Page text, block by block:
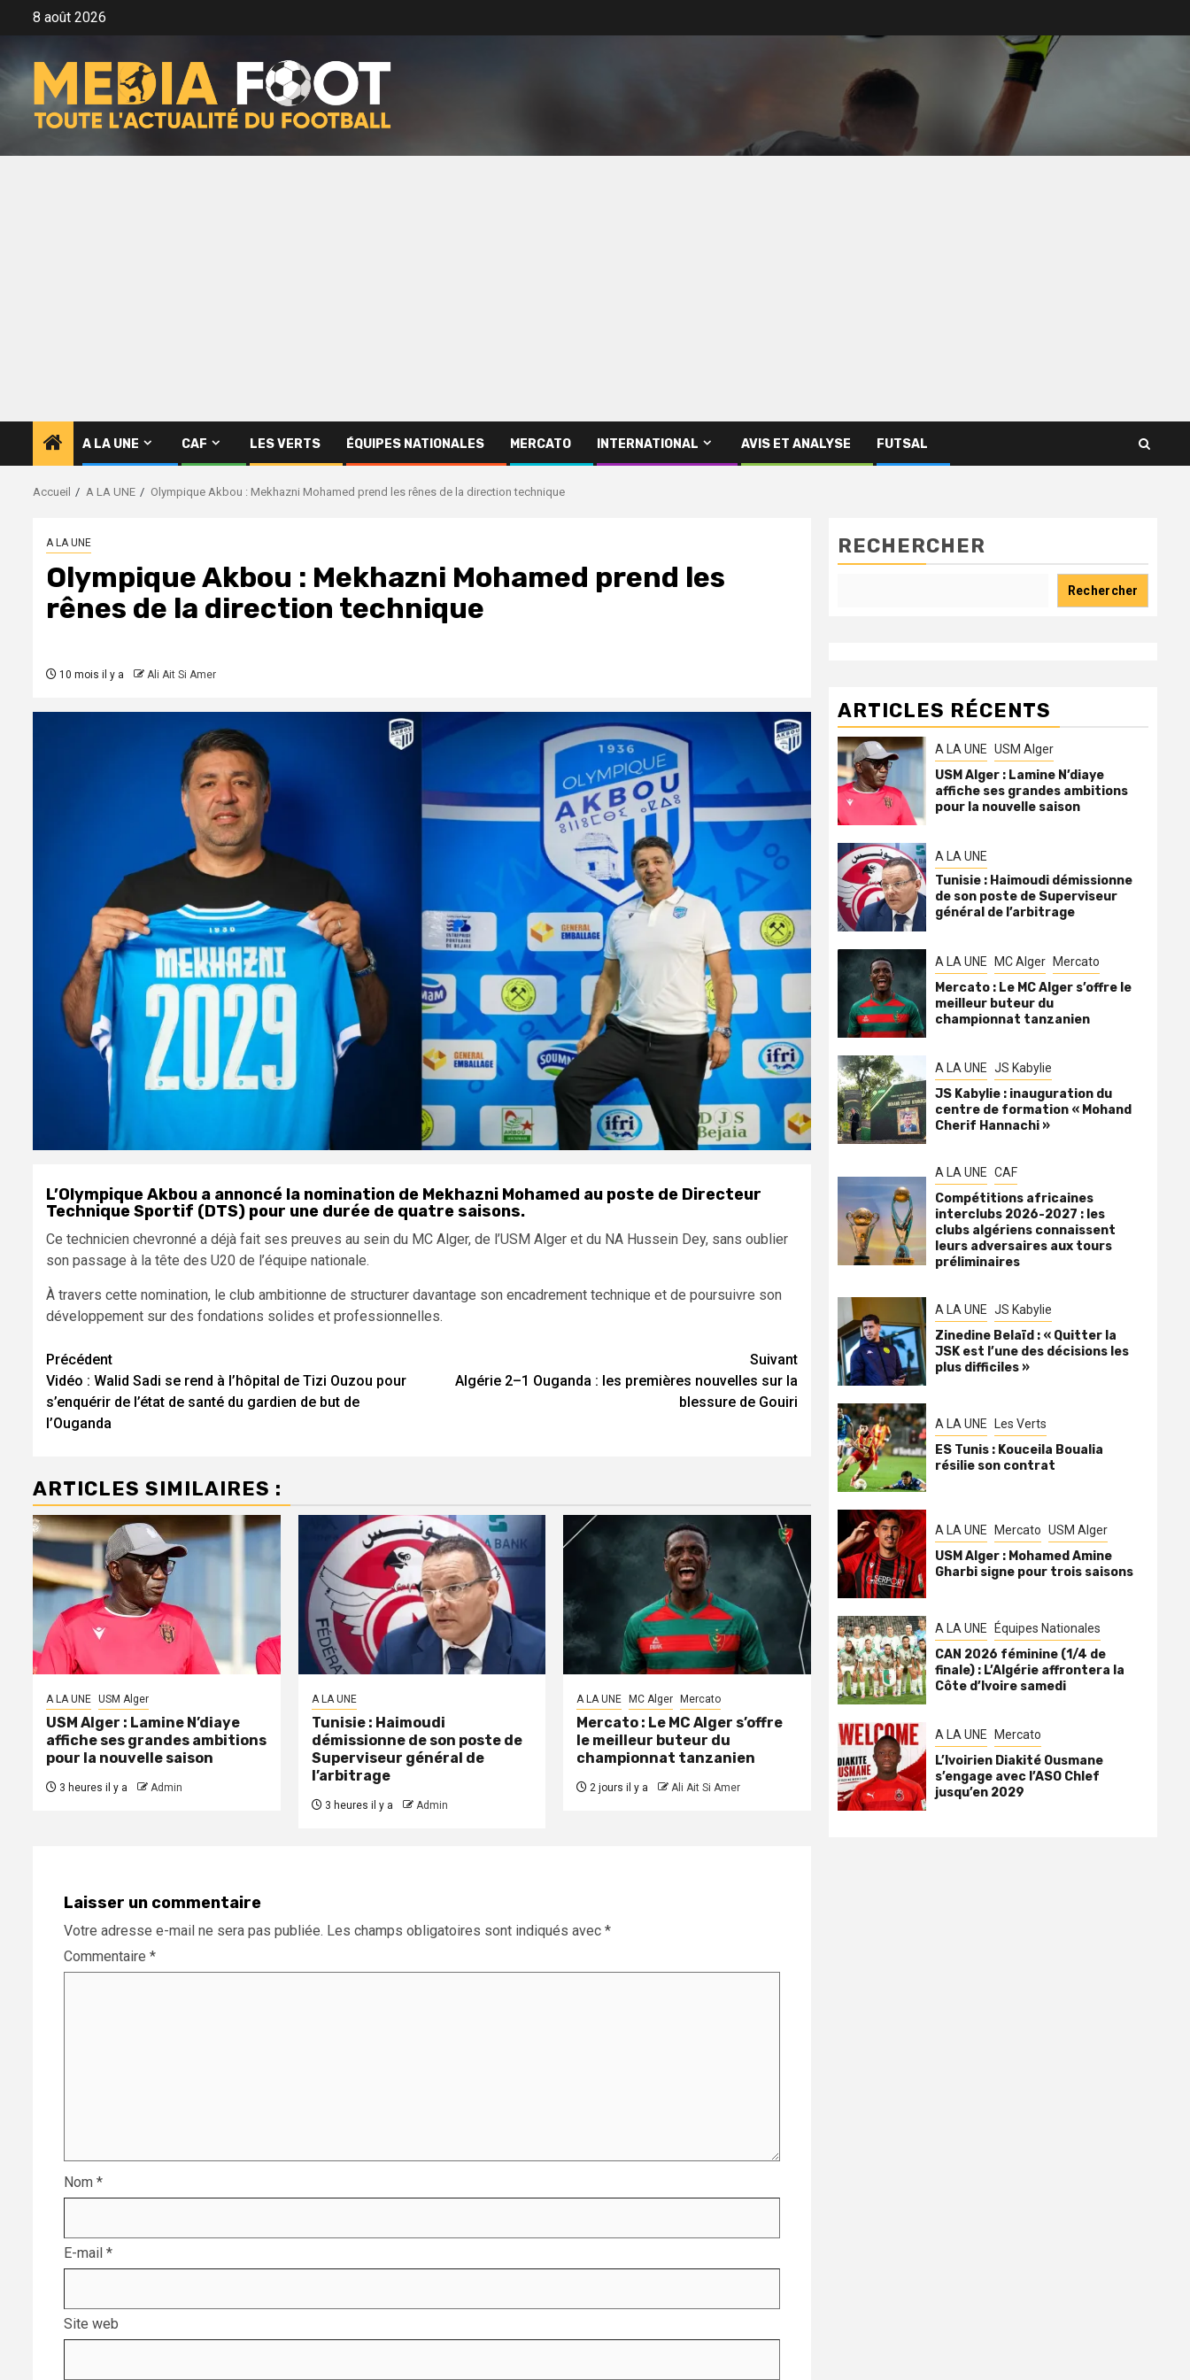
8 août 2026
A LA UNE CAF LES VERTS ÉQUIPES NATIONALES MERCATO INTERNATIONAL AVIS ET ANALYSE FUTSAL
Accueil A LA UNE Olympique Akbou : Mekhazni Mohamed prend les rênes de la direction technique
A LA UNE
Olympique Akbou : Mekhazni Mohamed prend les
rênes de la direction technique
10 mois il y a Ali Ait Si Amer
L’Olympique Akbou a annoncé la nomination de Mekhazni Mohamed au poste de Directeur
Technique Sportif (DTS) pour une durée de quatre saisons.
Ce technicien chevronné a déjà fait ses preuves au sein du MC Alger, de l’USM Alger et du NA Hussein Dey, sans oublier
son passage à la tête des U20 de l’équipe nationale.
À travers cette nomination, le club ambitionne de structurer davantage son encadrement technique et de poursuivre son
développement sur des fondations solides et professionnelles.
Navigation
d’article
Précédent
Vidéo : Walid Sadi se rend à l’hôpital de Tizi Ouzou pour
s’enquérir de l’état de santé du gardien de but de
l’Ouganda
Suivant
Algérie 2–1 Ouganda : les premières nouvelles sur la
blessure de Gouiri
ARTICLES SIMILAIRES :
A LA UNE USM Alger
USM Alger : Lamine N’diaye
affiche ses grandes ambitions
pour la nouvelle saison
3 heures il y a Admin
A LA UNE
Tunisie : Haimoudi
démissionne de son poste de
Superviseur général de
l’arbitrage
3 heures il y a Admin
A LA UNE MC Alger Mercato
Mercato : Le MC Alger s’offre
le meilleur buteur du
championnat tanzanien
2 jours il y a Ali Ait Si Amer
Laisser un commentaire
Votre adresse e-mail ne sera pas publiée. Les champs obligatoires sont indiqués avec *
Commentaire *
Nom *
E-mail *
Site web
RECHERCHER
Rechercher
ARTICLES RÉCENTS
A LA UNE USM Alger
USM Alger : Lamine N’diaye
affiche ses grandes ambitions
pour la nouvelle saison
A LA UNE
Tunisie : Haimoudi démissionne
de son poste de Superviseur
général de l’arbitrage
A LA UNE MC Alger Mercato
Mercato : Le MC Alger s’offre le
meilleur buteur du
championnat tanzanien
A LA UNE JS Kabylie
JS Kabylie : inauguration du
centre de formation « Mohand
Cherif Hannachi »
A LA UNE CAF
Compétitions africaines
interclubs 2026-2027 : les
clubs algériens connaissent
leurs adversaires aux tours
préliminaires
A LA UNE JS Kabylie
Zinedine Belaïd : « Quitter la
JSK est l’une des décisions les
plus difficiles »
A LA UNE Les Verts
ES Tunis : Kouceila Boualia
résilie son contrat
A LA UNE Mercato USM Alger
USM Alger : Mohamed Amine
Gharbi signe pour trois saisons
A LA UNE Équipes Nationales
CAN 2026 féminine (1/4 de
finale) : L’Algérie affrontera la
Côte d’Ivoire samedi
A LA UNE Mercato
L’Ivoirien Diakité Ousmane
s’engage avec l’ASO Chlef
jusqu’en 2029